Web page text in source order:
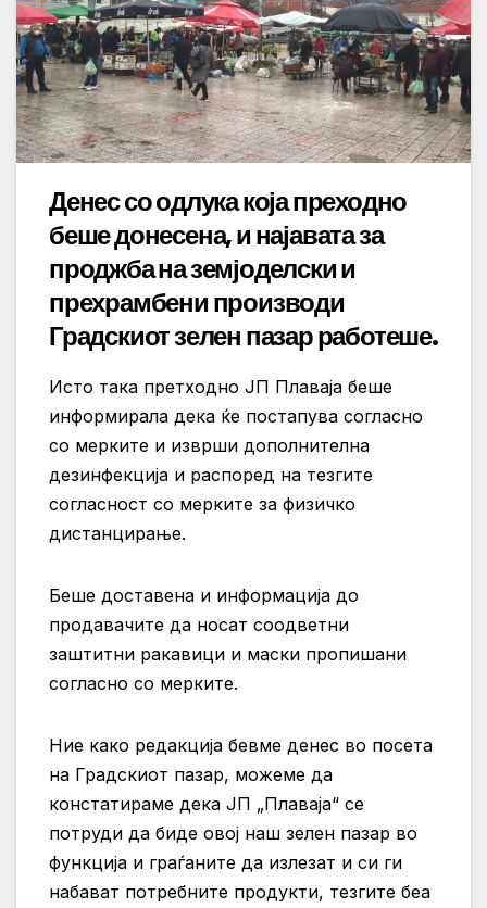
Денес со одлука која преходно
беше донесена, и најавата за
проджба на земјоделски и
прехрамбени производи
Градскиот зелен пазар работеше.
Исто така претходно ЈП Плаваја беше
информирала дека ќе постапува согласно
со мерките и изврши дополнителна
дезинфекција и распоред на тезгите
согласност со мерките за физичко
дистанцирање.
Беше доставена и информација до
продавачите да носат соодветни
заштитни ракавици и маски пропишани
согласно со мерките.
Ние како редакција бевме денес во посета
на Градскиот пазар, можеме да
констатираме дека ЈП „Плаваја“ се
потруди да биде овој наш зелен пазар во
функција и граѓаните да излезат и си ги
набават потребните продукти, тезгите беа